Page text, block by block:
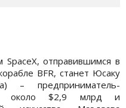
отправившимся в
BFR, станет Юсаку
– предприниматель-
около $2,9 млрд и